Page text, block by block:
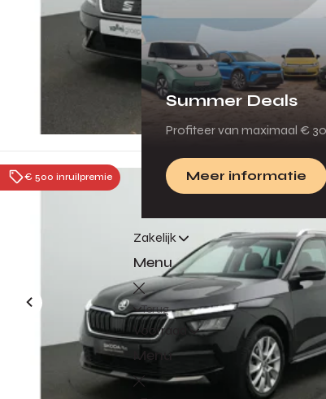
Summer Deals
Profiteer van maximaal €
Meer informatie
Zakelijk
Menu
Terug
Voorraad
Menu
€ 500 inruilpremie